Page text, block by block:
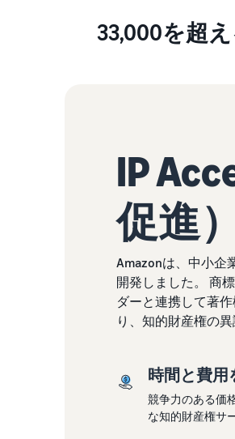
33,000を超
IP
促進
Amazonは、中小企
開発しました。 商
ダーと連携して著
り、知的財産権の
時間と費用
競争力のある価
な知的財産権サ